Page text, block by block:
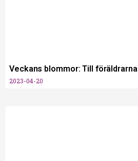
Veckans blommor: Till föräldrarna
2023-04-20